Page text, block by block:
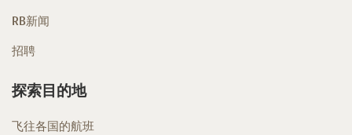
RB新闻
招聘
探索目的地
飞往各国的航班